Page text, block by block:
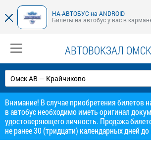
НА-АВТОБУС на ANDROID
Билеты на автобус у вас в
АВТОВОКЗАЛ
Внимание! В случае приобретения билетов
в автобус необходимо иметь оригинал
удостоверяющего личность. Продажа
не ранее 30 (тридцати) календарных дней